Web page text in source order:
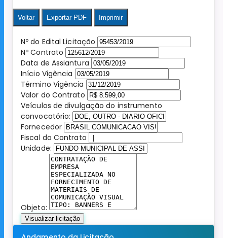
Voltar Exportar PDF Imprimir
Nº do Edital Licitação
Nº Contrato
Data de Assiantura
Início Vigência
Término Vigência
Valor do Contrato
Veículos de divulgação do instrumento
convocatório:
Fornecedor
Fiscal do Contrato
Unidade:
Objeto:
Visualizar licitação